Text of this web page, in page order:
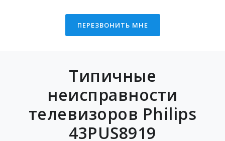
ПЕРЕЗВОНИТЬ МНЕ
Типичные
неисправности
телевизоров Philips
43PUS8919